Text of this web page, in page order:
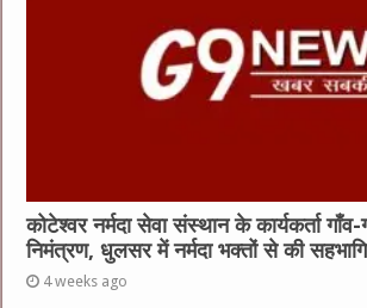
कोटेश्वर नर्मदा सेवा संस्थान के कार्यकर्ता
निमंत्रण, धुलसर में नर्मदा भक्तों से की
4 weeks ago